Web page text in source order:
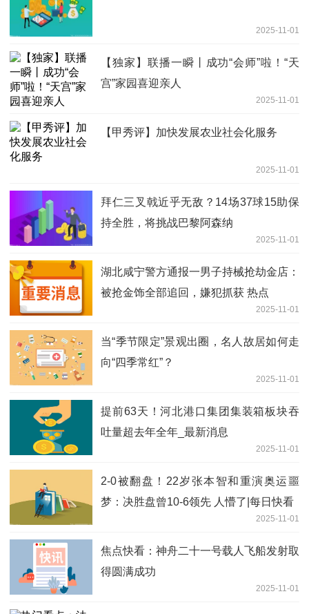
2025-11-01
【独家】联播一瞬丨成功“会师”啦！“天
宫”家园喜迎亲人
2025-11-01
【甲秀评】加快发展农业社会化服务
2025-11-01
拜仁三叉戟近乎无敌？14场37球15助保
持全胜，将挑战巴黎阿森纳
2025-11-01
湖北咸宁警方通报一男子持械抢劫金店：
被抢金饰全部追回，嫌犯抓获 热点
2025-11-01
当“季节限定”景观出圈，名人故居如何走
向“四季常红”？
2025-11-01
提前63天！河北港口集团集装箱板块吞
吐量超去年全年_最新消息
2025-11-01
2-0被翻盘！22岁张本智和重演奥运噩
梦：决胜盘曾10-6领先 人懵了|每日快看
2025-11-01
焦点快看：神舟二十一号载人飞船发射取
得圆满成功
2025-11-01